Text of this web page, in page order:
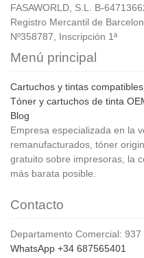
FASAWORLD, S.L. B-
Registro Mercantil de
Nº358787, Inscripción 1ª
Menú principal
Cartuchos y tintas compatibles
Tóner y cartuchos de tinta
Blog
Empresa especializada en la
remanufacturados, tóner
gratuito sobre impresoras, la
más barata posible.
Contacto
Departamento Comercial:
WhatsApp +34 687565401